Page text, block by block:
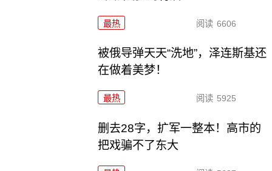
最热 阅读 6606
被俄导弹天天“洗地”，泽连斯基还
在做着美梦！
最热 阅读 5925
删去28字，扩军一整本！高市的
把戏骗不了东大